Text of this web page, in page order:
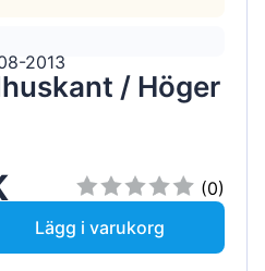
2013
/ Höger
(0)
Lägg i varukorg